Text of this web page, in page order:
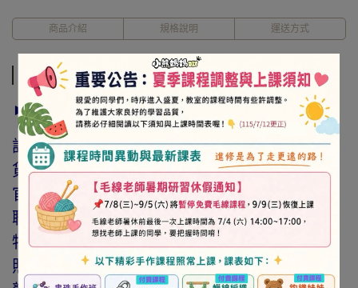
商品介紹 規格說明 運送方式
商品介紹
► 注意事項
訂購前請詳閱「線上訂購流程說明」及「退換
貨需知」，謝謝。
官網與門市同步銷售，如遇缺貨會由專人與您
聯繫。
特價商品，會員不再提供折扣優惠。
照片因拍攝光線與螢幕色差而有所差異，實際